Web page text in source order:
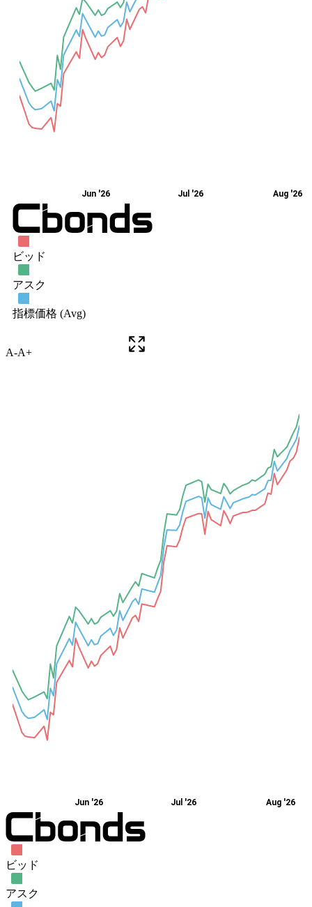
A-A+
Jun '26 Jul '26 Aug '26
ビッド
アスク